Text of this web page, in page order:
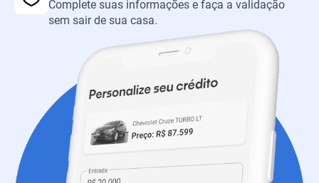
Complete suas informações e faça a validação
sem sair de sua casa.